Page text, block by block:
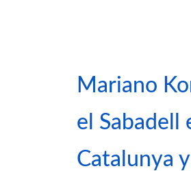
Mariano
el Sabadell
Catalunya